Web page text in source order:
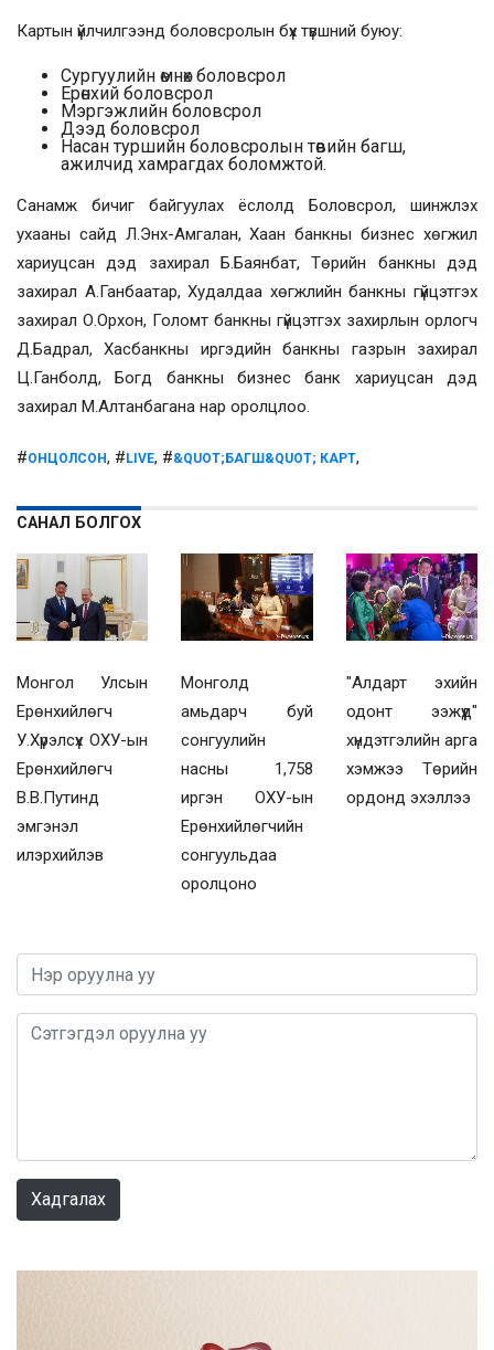
Картын үйлчилгээнд боловсролын бүх түвшний буюу:
Сургуулийн өмнөх боловсрол
Ерөнхий боловсрол
Мэргэжлийн боловсрол
Дээд боловсрол
Насан туршийн боловсролын төвийн багш,
ажилчид хамрагдах боломжтой.
Санамж бичиг байгуулах ёслолд Боловсрол, шинжлэх
ухааны сайд Л.Энх-Амгалан, Хаан банкны бизнес хөгжил
хариуцсан дэд захирал Б.Баянбат, Төрийн банкны дэд
захирал А.Ганбаатар, Худалдаа хөгжлийн банкны гүйцэтгэх
захирал О.Орхон, Голомт банкны гүйцэтгэх захирлын орлогч
Д.Бадрал, Хасбанкны иргэдийн банкны газрын захирал
Ц.Ганболд, Богд банкны бизнес банк хариуцсан дэд
захирал М.Алтанбагана нар оролцлоо.
#ОНЦОЛСОН, #LIVE, #&QUOT;БАГШ&QUOT; КАРТ,
САНАЛ БОЛГОХ
Монгол Улсын
Ерөнхийлөгч
У.Хүрэлсүх ОХУ-ын
Ерөнхийлөгч
В.В.Путинд
эмгэнэл
илэрхийлэв
Монголд
амьдарч буй
сонгуулийн
насны 1,758
иргэн ОХУ-ын
Ерөнхийлөгчийн
сонгуульдаа
оролцоно
"Алдарт эхийн
одонт ээжүүд"
хүндэтгэлийн арга
хэмжээ Төрийн
ордонд эхэллээ
Хадгалах